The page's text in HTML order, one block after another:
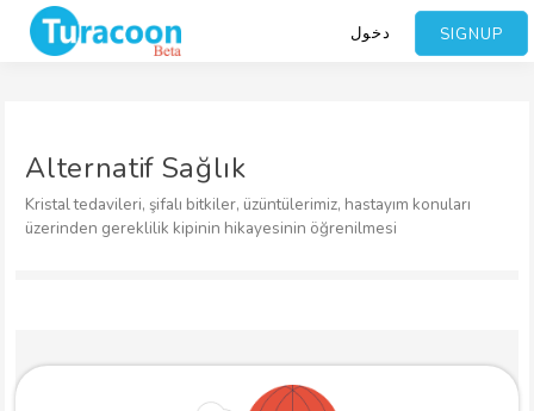
دخول SIGNUP
Alternatif Sağlık
Kristal tedavileri, şifalı bitkiler, üzüntülerimiz, hastayım konuları
üzerinden gereklilik kipinin hikayesinin öğrenilmesi